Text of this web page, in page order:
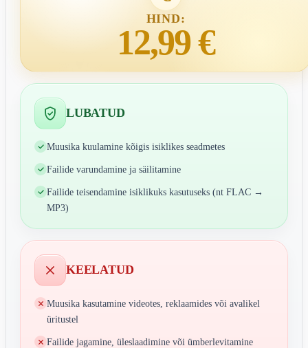
HIND:
12,99 €
LUBATUD
Muusika kuulamine kõigis isiklikes seadmetes
Failide varundamine ja säilitamine
Failide teisendamine isiklikuks kasutuseks (nt FLAC →
MP3)
KEELATUD
Muusika kasutamine videotes, reklaamides või avalikel
üritustel
Failide jagamine, üleslaadimine või ümberlevitamine